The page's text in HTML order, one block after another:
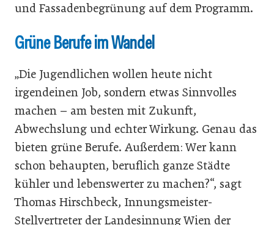
und Fassadenbegrünung auf dem Programm.
Grüne Berufe im Wandel
„Die Jugendlichen wollen heute nicht
irgendeinen Job, sondern etwas Sinnvolles
machen – am besten mit Zukunft,
Abwechslung und echter Wirkung. Genau das
bieten grüne Berufe. Außerdem: Wer kann
schon behaupten, beruflich ganze Städte
kühler und lebenswerter zu machen?“, sagt
Thomas Hirschbeck, Innungsmeister-
Stellvertreter der Landesinnung Wien der